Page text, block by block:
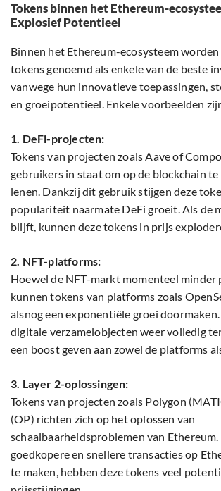
Tokens binnen het Ethereum-
Explosief Potentieel
Binnen het Ethereum-ecosysteem
tokens genoemd als enkele van de beste
vanwege hun innovatieve toepassingen,
en groeipotentieel. Enkele voorbeelden
1. DeFi-projecten:
Tokens van projecten zoals Aave of
gebruikers in staat om op de blockchain
lenen. Dankzij dit gebruik stijgen deze
populariteit naarmate DeFi groeit. Als de
blijft, kunnen deze tokens in prijs
2. NFT-platforms:
Hoewel de NFT-markt momenteel minder
kunnen tokens van platforms zoals
alsnog een exponentiële groei
digitale verzamelobjecten weer volledig
een boost geven aan zowel de platforms
3. Layer 2-oplossingen:
Tokens van projecten zoals Polygon
(OP) richten zich op het oplossen van
schaalbaarheidsproblemen van
goedkopere en snellere transacties op
te maken, hebben deze tokens veel